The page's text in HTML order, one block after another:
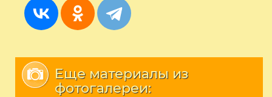
Еще материалы из
фотогалереи: